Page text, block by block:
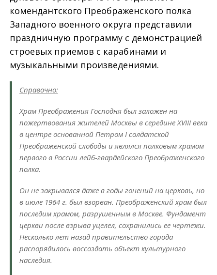
комендантского Преображенского полка
Западного военного округа представили
праздничную программу с демонстрацией
строевых приемов с карабинами и
музыкальными произведениями.
Справочно:
Храм Преображения Господня был заложен на
пожертвования жителей Москвы в середине XVIII века
в центре основанной Петром I солдатской
Преображенской слободы и являлся полковым храмом
первого в России лейб-гвардейского Преображенского
полка.
Он не закрывался даже в годы гонений на церковь, но
в июле 1964 г. был взорван. Преображенский храм был
последим храмом, разрушенным в Москве. Фундамент
церкви после взрыва уцелел, сохранились ее чертежи.
Несколько лет назад правительство города
распорядилось воссоздать объект культурного
наследия.